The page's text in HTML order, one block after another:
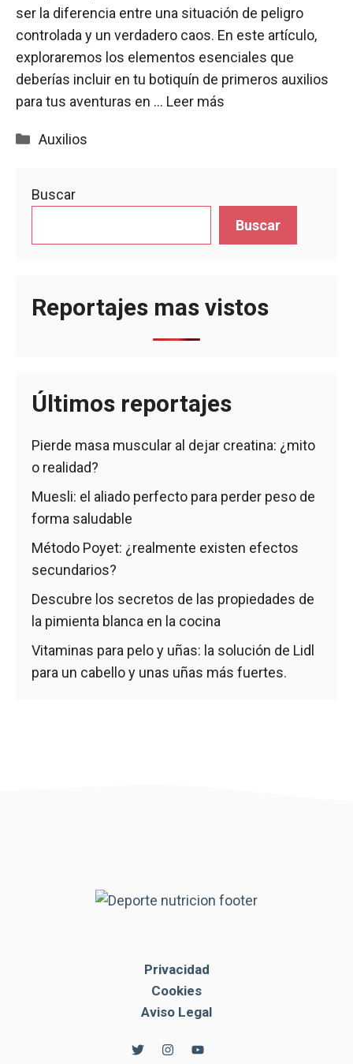
ser la diferencia entre una situación de peligro
controlada y un verdadero caos. En este artículo,
exploraremos los elementos esenciales que
deberías incluir en tu botiquín de primeros auxilios
para tus aventuras en … Leer más
Categorías
Auxilios
Buscar
Buscar
Reportajes mas vistos
Últimos reportajes
Pierde masa muscular al dejar creatina: ¿mito
o realidad?
Muesli: el aliado perfecto para perder peso de
forma saludable
Método Poyet: ¿realmente existen efectos
secundarios?
Descubre los secretos de las propiedades de
la pimienta blanca en la cocina
Vitaminas para pelo y uñas: la solución de Lidl
para un cabello y unas uñas más fuertes.
Privacidad
Cookies
Aviso Legal